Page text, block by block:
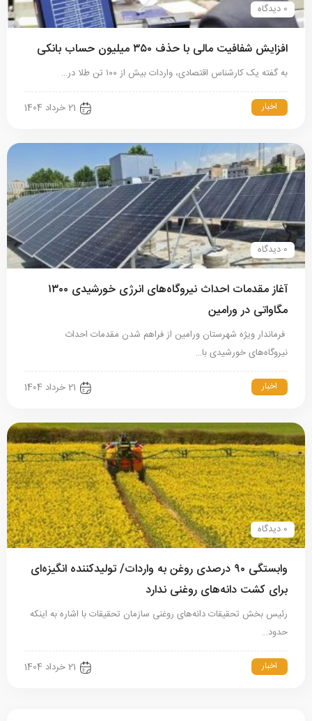
0 دیدگاه
افزایش شفافیت مالی با حذف ۳۵۰ میلیون حساب بانکی
به گفته یک کارشناس اقتصادی، واردات بیش‌ از ۱۰۰ تن طلا در…
اخبار 21 خرداد 1404
0 دیدگاه
آغاز مقدمات احداث نیروگاه‌های انرژی خورشیدی ۱۳۰۰
مگاواتی در ورامین
فرماندار ویژه شهرستان ورامین از فراهم شدن مقدمات احداث
نیروگاه‌های خورشیدی با…
اخبار 21 خرداد 1404
0 دیدگاه
وابستگی ۹۰ درصدی روغن به واردات/ تولیدکننده انگیزه‌ای
برای کشت دانه‌های روغنی ندارد
رئیس بخش تحقیقات دانه‌های روغنی سازمان تحقیقات با اشاره به اینکه
حدود…
اخبار 21 خرداد 1404